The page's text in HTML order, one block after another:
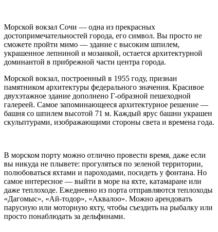
Морской вокзал Сочи — одна из прекрасных
достопримечательностей города, его символ. Вы просто не
сможете пройти мимо — здание с высоким шпилем,
украшенное лепниной и мозаикой, остается архитектурной
доминантой в прибрежной части центра города.
Морской вокзал, построенный в 1955 году, признан
памятником архитектуры федерального значения. Красивое
двухэтажное здание дополнено Г-образной пешеходной
галереей. Самое запоминающееся архитектурное решение —
башня со шпилем высотой 71 м. Каждый ярус башни украшен
скульптурами, изображающими стороны света и времена года.
В морском порту можно отлично провести время, даже если
вы никуда не плывете: прогуляться по зеленой территории,
полюбоваться яхтами и пароходами, посидеть у фонтана. Но
самое интересное — выйти в море на яхте, катамаране или
даже теплоходе. Ежедневно из порта отправляются теплоходы
«Дагомыс», «Ай-тодор», «Аквалоо». Можно арендовать
парусную или моторную яхту, чтобы съездить на рыбалку или
просто понаблюдать за дельфинами.